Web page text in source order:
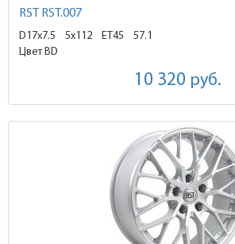
RST RST.007
D17x7.5 5x112 ET45
57.1
Цвет BD
10 320 руб.